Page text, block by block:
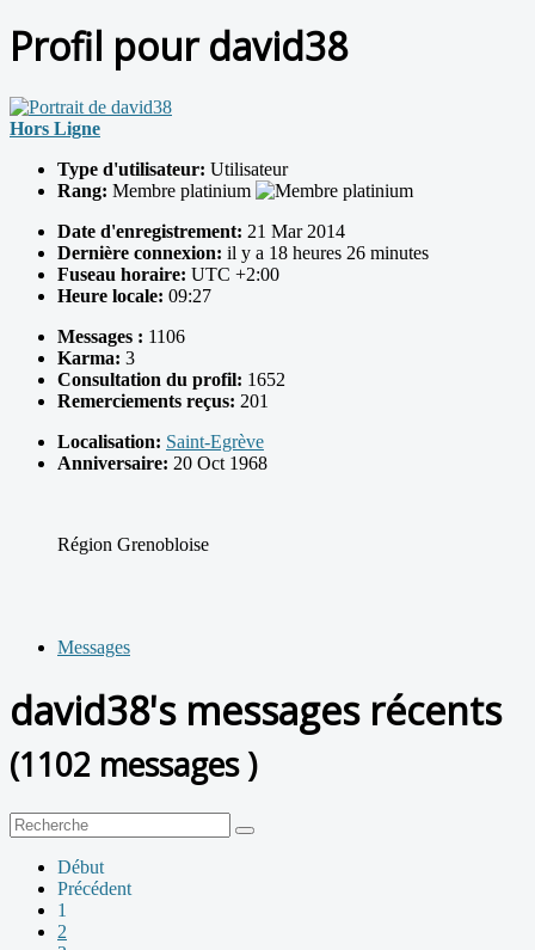
Profil pour david38
Hors Ligne
Type d'utilisateur: Utilisateur
Rang: Membre platinium
Date d'enregistrement: 21 Mar 2014
Dernière connexion: il y a 18 heures 26 minutes
Fuseau horaire: UTC +2:00
Heure locale: 09:27
Messages : 1106
Karma: 3
Consultation du profil: 1652
Remerciements reçus: 201
Localisation: Saint-Egrève
Anniversaire: 20 Oct 1968
Région Grenobloise
Messages
david38's messages récents
(1102 messages )
Début
Précédent
1
2